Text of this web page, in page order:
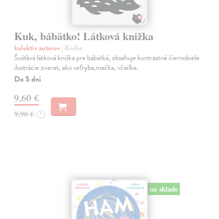
Kuk, bábätko! Látková knižka
kolektív autorov| Kniha
Šušťavá látková knižka pre bábätká, obsahuje kontrastné čiernobiele
ilustrácie zvierat, ako veľryba,mačka, včielka.
Do 5 dní
9,60 €
9,90 € ?
na sklade